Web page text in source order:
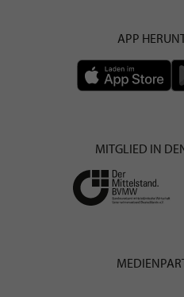
APP
MITGLIED IN